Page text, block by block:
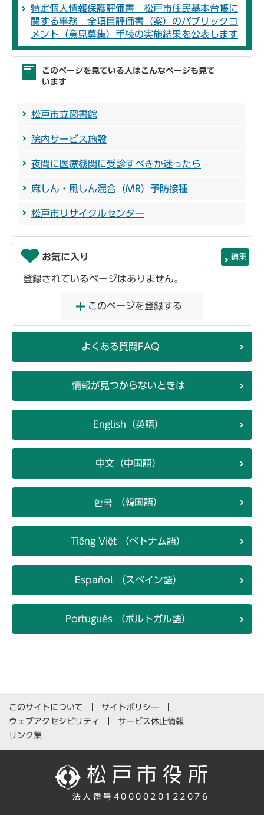
特定個人情報保護評価書 松戸市住民基本台帳に
関する事務 全項目評価書（案）のパブリックコ
メント（意見募集）手続の実施結果を公表します
このページを見ている人はこんなページも見て
います
松戸市立図書館
院内サービス施設
夜間に医療機関に受診すべきか迷ったら
麻しん・風しん混合（MR）予防接種
松戸市リサイクルセンター
お気に入り 編集
登録されているページはありません。
このページを登録する
よくある質問FAQ
情報が見つからないときは
English（英語）
中文（中国語）
한국 （韓国語）
Tiếng Việt （ベトナム語）
Español （スペイン語）
Português （ポルトガル語）
このサイトについて
サイトポリシー
ウェブアクセシビリティ
サービス休止情報
リンク集
法人番号4000020122076